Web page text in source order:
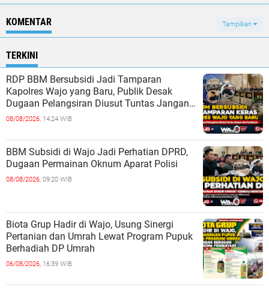
KOMENTAR Tampilkan
TERKINI
RDP BBM Bersubsidi Jadi Tamparan
Kapolres Wajo yang Baru, Publik Desak
Dugaan Pelangsiran Diusut Tuntas Jangan
ada Pembiaran
08/08/2026, 14:24 WIB
BBM Subsidi di Wajo Jadi Perhatian DPRD,
Dugaan Permainan Oknum Aparat Polisi
08/08/2026, 09:20 WIB
Biota Grup Hadir di Wajo, Usung Sinergi
Pertanian dan Umrah Lewat Program Pupuk
Berhadiah DP Umrah
06/08/2026, 16:39 WIB